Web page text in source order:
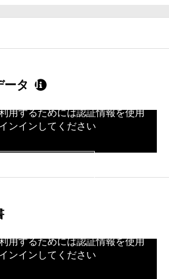
ータ
用するためには認証情報を使用
ンインしてください
用するためには認証情報を使用
ンインしてください